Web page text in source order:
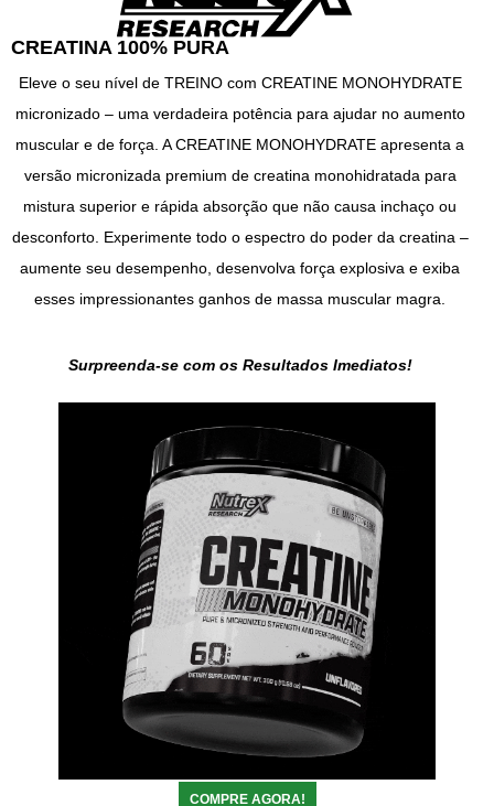
CREATINA 100% PURA
Eleve o seu nível de TREINO com CREATINE MONOHYDRATE
micronizado – uma verdadeira potência para ajudar no aumento
muscular e de força. A CREATINE MONOHYDRATE apresenta a
versão micronizada premium de creatina monohidratada para
mistura superior e rápida absorção que não causa inchaço ou
desconforto. Experimente todo o espectro do poder da creatina –
aumente seu desempenho, desenvolva força explosiva e exiba
esses impressionantes ganhos de massa muscular magra.
Surpreenda-se com os Resultados Imediatos!
COMPRE AGORA!